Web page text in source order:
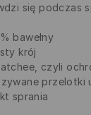
się podczas
bawełny
krój
czyli
przelotki
sprania